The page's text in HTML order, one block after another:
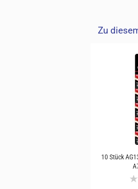
Zu
10 Stück